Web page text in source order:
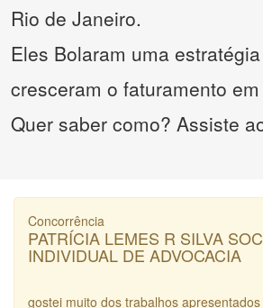
Rio de Janeiro.
Eles Bolaram uma
cresceram o faturamento
Quer saber como? Assiste
Concorrência
PATRÍCIA LEMES R SILVA
INDIVIDUAL DE ADVOCACIA
gostei muito dos trabalhos